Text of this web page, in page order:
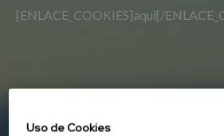
[ENLACE_COOKIES]aqui[/
Uso de Cookies